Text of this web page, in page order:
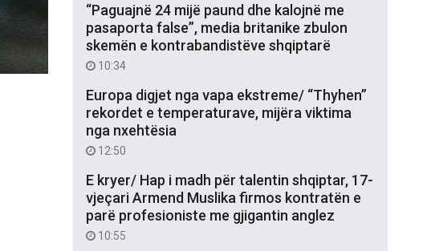
“Paguajnë 24 mijë paund dhe kalojnë me
pasaporta false”, media britanike zbulon
skemën e kontrabandistëve shqiptarë
10:34
Europa digjet nga vapa ekstreme/ “Thyhen”
rekordet e temperaturave, mijëra viktima
nga nxehtësia
12:50
E kryer/ Hap i madh për talentin shqiptar, 17-
vjeçari Armend Muslika firmos kontratën e
parë profesioniste me gjigantin anglez
10:55